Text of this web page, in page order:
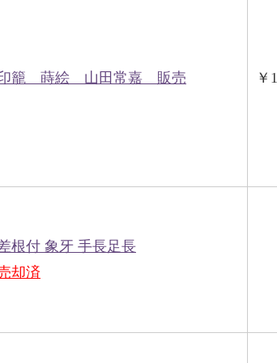
籠 蒔絵 山田常嘉 販売 ￥
根付 象牙 手長足長
却済